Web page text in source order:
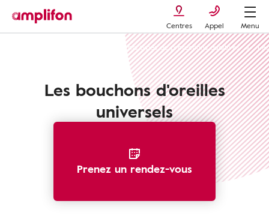
Centres Appel
Menu
Les différents types de protections auditives
Les bouchons d'oreilles
universels
Prenez un rendez-vous